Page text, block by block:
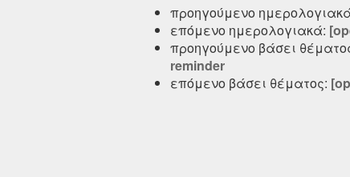
προηγούμενο
επόμενο ημερολογιακά:
προηγούμενο βάσει
reminder
επόμενο βάσει θέματος: